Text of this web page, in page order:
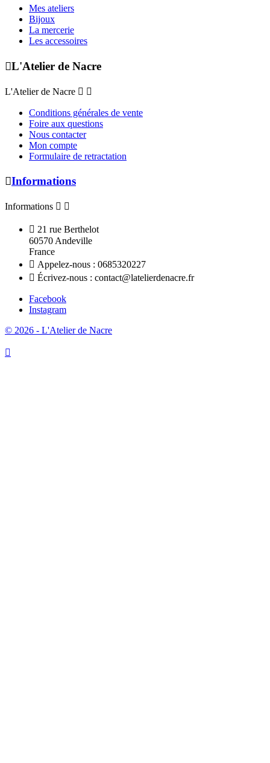
Mes ateliers
Bijoux
La mercerie
Les accessoires
L'Atelier de Nacre
L'Atelier de Nacre  
Conditions générales de vente
Foire aux questions
Nous contacter
Mon compte
Formulaire de retractation
Informations
Informations  
 21 rue Berthelot
60570 Andeville
France
 Appelez-nous : 0685320227
 Écrivez-nous : contact@latelierdenacre.fr
Facebook
Instagram
© 2026 - L'Atelier de Nacre
